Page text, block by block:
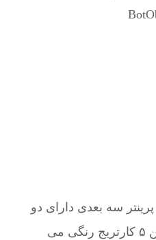
سه بعدی دارای دو
نازل می باشد که با داشتن ۵ کارتریج رنگی می